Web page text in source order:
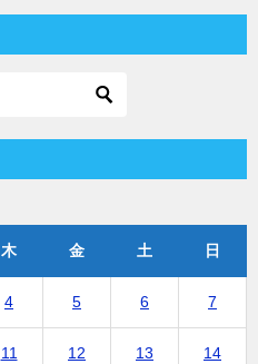
木 金 土 日
4 5 6 7
11 12 13 14